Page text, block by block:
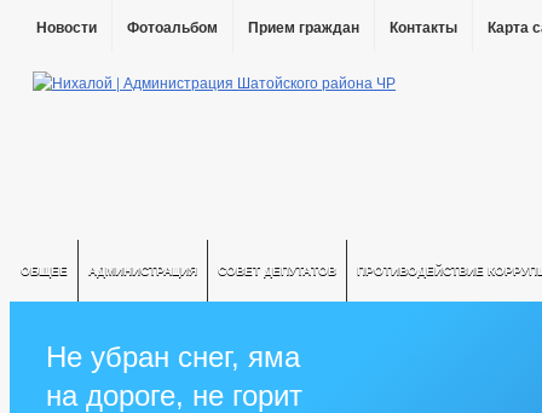
Новости Фотоальбом Прием граждан Контакты Карта
ОБЩЕЕ АДМИНИСТРАЦИЯ СОВЕТ ДЕПУТАТОВ ПРОТИВОДЕЙСТВИЕ
Не убран снег, яма
на дороге, не горит